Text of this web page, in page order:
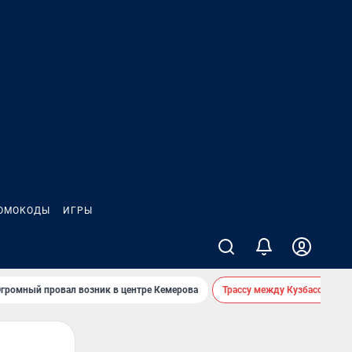
ИГРЫ
провал возник в центре Кемерова Трассу между Кузбассом и